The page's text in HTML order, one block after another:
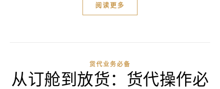
阅读更多
货代业务必备
从订舱到放货：货代操作必